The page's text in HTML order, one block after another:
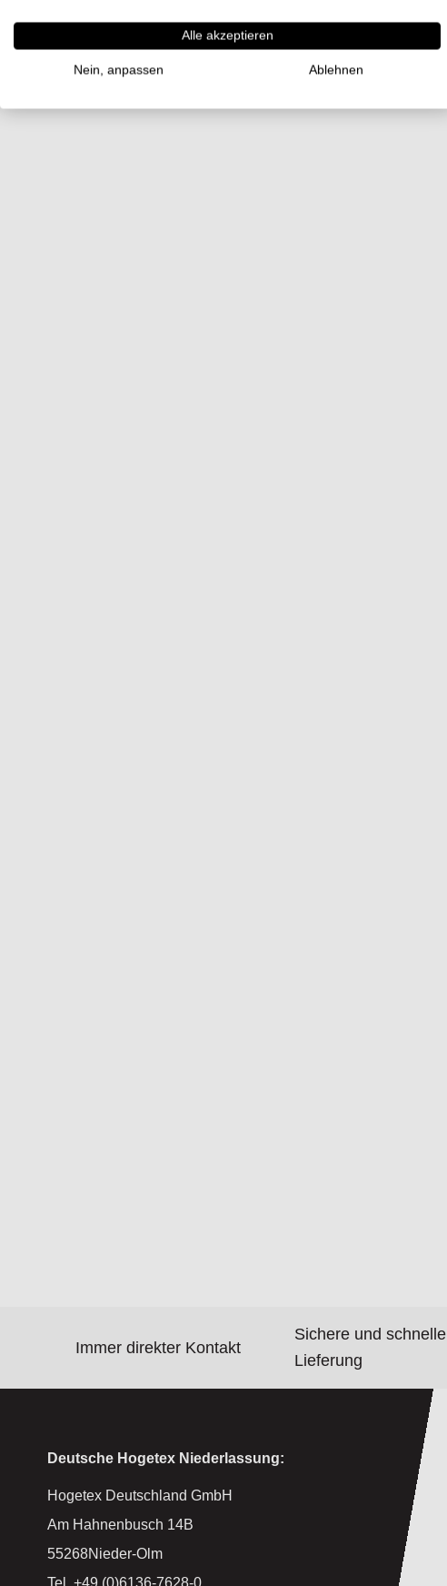
Immer direkter Kontakt
Sichere und schnelle
Lieferung
Deutsche Hogetex Niederlassung:
Hogetex Deutschland GmbH
Am Hahnenbusch 14B
55268Nieder-Olm
Tel. +49 (0)6136-7628-0
Alle akzeptieren
Nein, anpassen Ablehnen